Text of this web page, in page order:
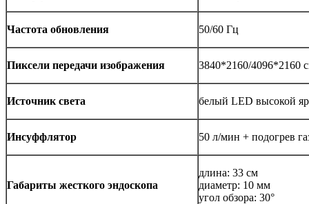
Частота обновления 50/60 Гц
Пиксели передачи изображения 3840*2160/4096*2160
Источник света белый LED высокой
Инсуффлятор 50 л/мин + подогрев
Габариты жесткого эндоскопа
длина: 33 см
диаметр: 10 мм
угол обзора: 30°